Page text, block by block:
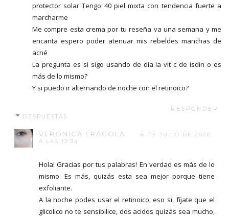
protector solar Tengo 40 piel mixta con tendencia fuerte a
marcharme
Me compre esta crema por tu reseña va una semana y me
encanta espero poder atenuar mis rebeldes manchas de
acné
La pregunta es si sigo usando de día la vit c de isdin o es
más de lo mismo?
Y si puedo ir alternando de noche con el retinoico?
RESPONDER
RESPUESTAS
VERÓNICA FRÁGOLA
6 DE JULIO DE 2020
A LAS 12:34
Hola! Gracias por tus palabras! En verdad es más de lo
mismo. Es más, quizás esta sea mejor porque tiene
exfoliante.
A la noche podes usar el retinoico, eso si, fíjate que el
glicolico no te sensibilice, dos acidos quizás sea mucho,